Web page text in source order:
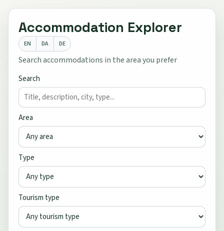
Accommodation Explorer
EN DA DE
Search accommodations in the area you prefer
Search
Area
Type
Tourism type